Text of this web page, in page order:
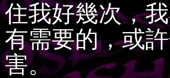
住我好幾次，
有需要的，或
害。